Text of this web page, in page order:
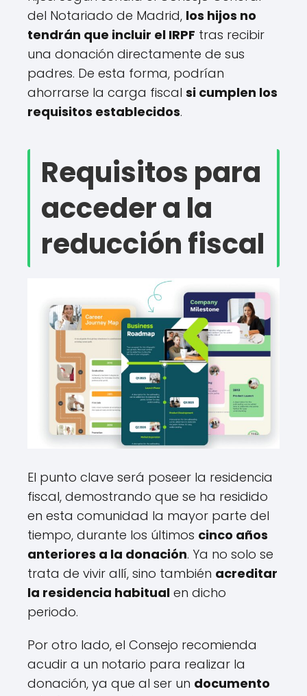
del Notariado de Madrid, los hijos no
tendrán que incluir el IRPF tras recibir
una donación directamente de sus
padres. De esta forma, podrían
ahorrarse la carga fiscal si cumplen los
requisitos establecidos.
Requisitos para
acceder a la
reducción fiscal
El punto clave será poseer la residencia
fiscal, demostrando que se ha residido
en esta comunidad la mayor parte del
tiempo, durante los últimos cinco años
anteriores a la donación. Ya no solo se
trata de vivir allí, sino también acreditar
la residencia habitual en dicho
periodo.
Por otro lado, el Consejo recomienda
acudir a un notario para realizar la
donación, ya que al ser un documento